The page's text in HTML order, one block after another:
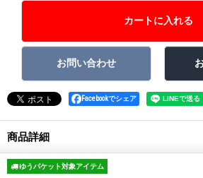
Facebookでシェア
商品詳細
ゆうパケット対象アイテム